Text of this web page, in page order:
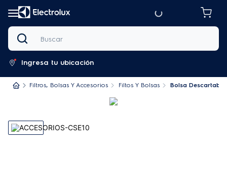
Buscar
Ingresa tu ubicación
Filtros, Bolsas Y Accesorios Filtos Y Bolsas Bolsa Descartable